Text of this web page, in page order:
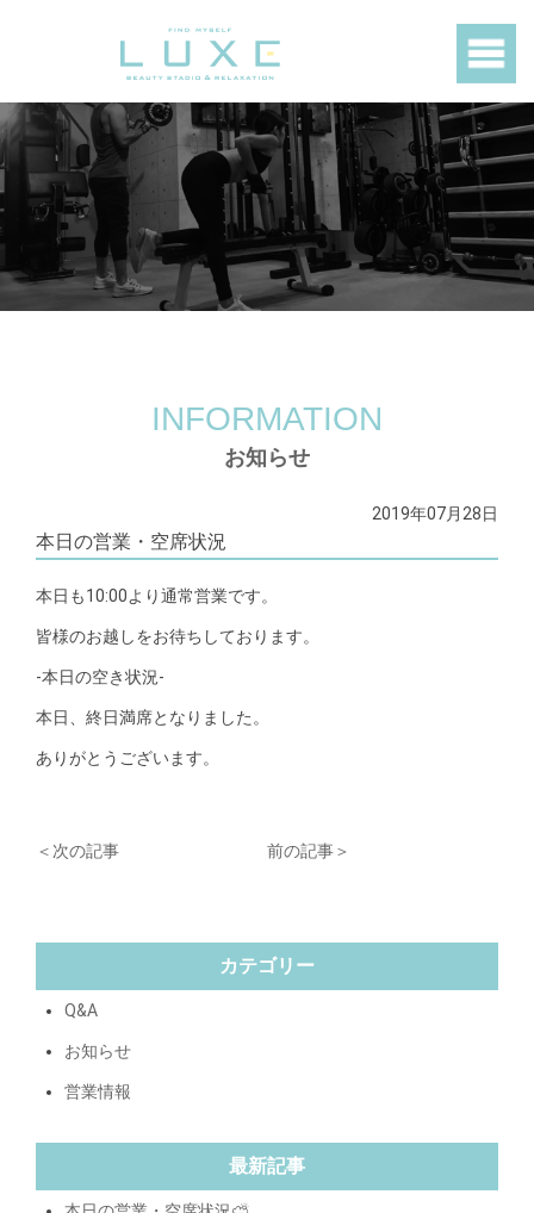
INFORMATION
お知らせ
本日の営業・空席状況
2019年07月28日
本日も10:00より通常営業です。
皆様のお越しをお待ちしております。
-本日の空き状況-
本日、終日満席となりました。
ありがとうございます。
＜次の記事 前の記事＞
カテゴリー
Q&A
お知らせ
営業情報
最新記事